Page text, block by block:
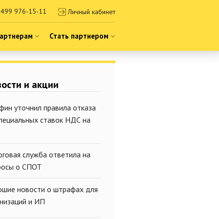
976-15-11 Личный кабинет
Стать партнером
и акции
уточнил правила отказа
ставок НДС на
служба ответила на
о СПОТ
новости о штрафах для
и ИП